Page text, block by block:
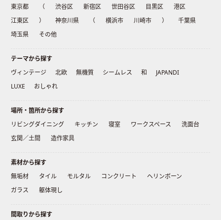
東京都 （ 渋谷区 新宿区 世田谷区 目黒区
港区
江東区
） 神奈川県 （ 横浜市 川崎市 ）
千葉県
埼玉県
その他
テーマから探す
ヴィンテージ
北欧 無機質 シームレス 和
JAPANDI
LUXE
おしゃれ
場所・箇所から探す
リビングダイニング
キッチン 寝室 ワークスペース
洗面台
玄関／土間
造作家具
素材から探す
無垢材
タイル モルタル コンクリート
ヘリンボーン
ガラス
躯体現し
間取りから探す